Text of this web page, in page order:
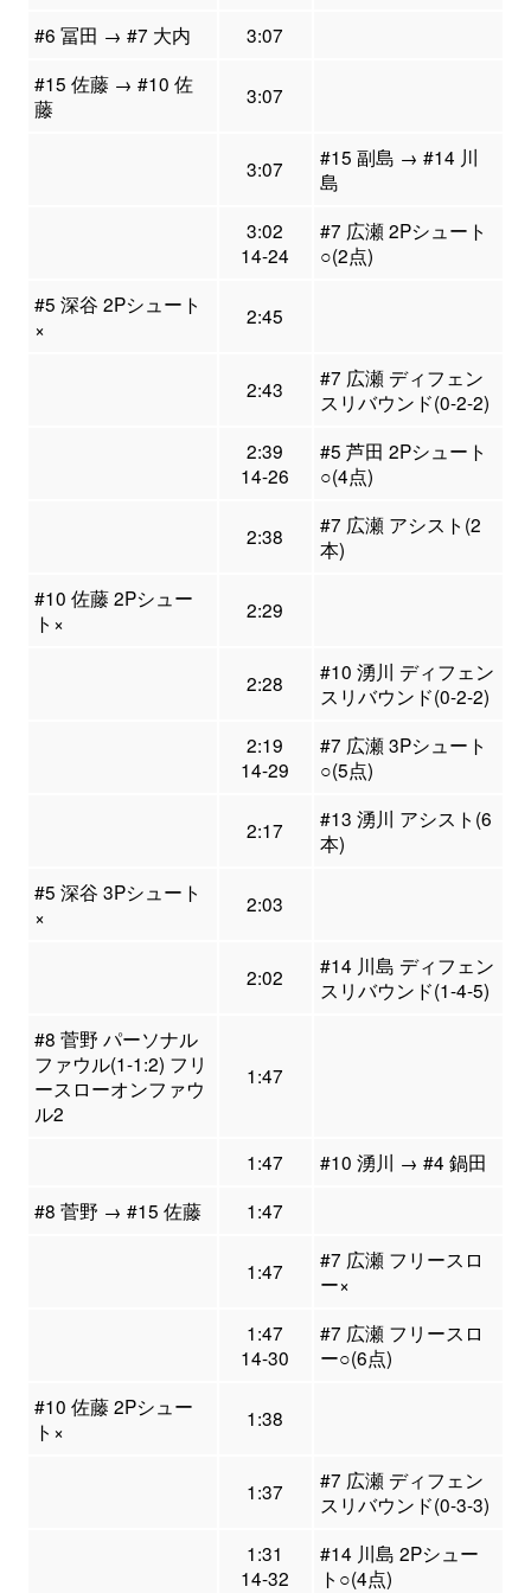
#6 冨田 → #7 大内
3:07
#15 佐藤 → #10 佐
藤
3:07
3:07
#15 副島 → #14 川
島
3:02
14-24
#7 広瀬 2Pシュート
○(2点)
#5 深谷 2Pシュート
×
2:45
2:43
#7 広瀬 ディフェン
スリバウンド(0-2-2)
2:39
14-26
#5 芦田 2Pシュート
○(4点)
2:38
#7 広瀬 アシスト(2
本)
#10 佐藤 2Pシュー
ト×
2:29
2:28
#10 湧川 ディフェン
スリバウンド(0-2-2)
2:19
14-29
#7 広瀬 3Pシュート
○(5点)
2:17
#13 湧川 アシスト(6
本)
#5 深谷 3Pシュート
×
2:03
2:02
#14 川島 ディフェン
スリバウンド(1-4-5)
#8 菅野 パーソナル
ファウル(1-1:2) フリ
ースローオンファウ
ル2
1:47
1:47
#10 湧川 → #4 鍋田
#8 菅野 → #15 佐藤
1:47
1:47
#7 広瀬 フリースロ
ー×
1:47
14-30
#7 広瀬 フリースロ
ー○(6点)
#10 佐藤 2Pシュー
ト×
1:38
1:37
#7 広瀬 ディフェン
スリバウンド(0-3-3)
1:31
14-32
#14 川島 2Pシュー
ト○(4点)